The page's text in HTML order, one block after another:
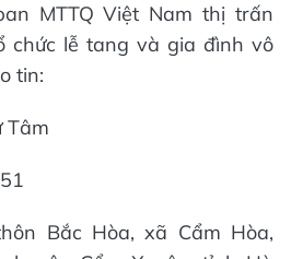
MTTQ Việt Nam thị trấn
chức lễ tang và gia đình vô
tin:
Tâm
Bắc Hòa, xã Cẩm Hòa,